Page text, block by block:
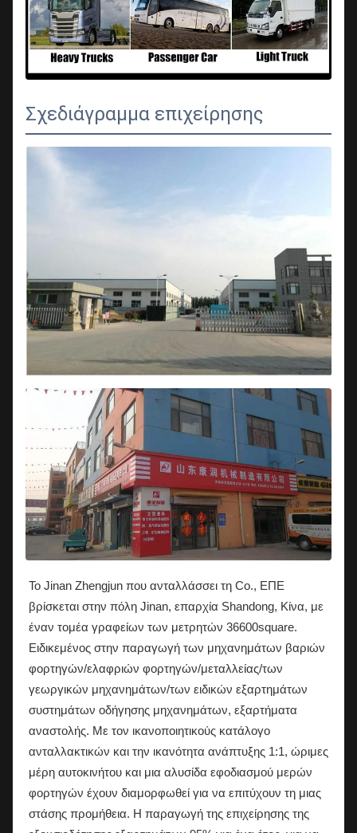
Σχεδιάγραμμα επιχείρησης
Το Jinan Zhengjun που ανταλλάσσει τη Co., ΕΠΕ
βρίσκεται στην πόλη Jinan, επαρχία Shandong, Κίνα, με
έναν τομέα γραφείων των μετρητών 36600square.
Ειδικεμένος στην παραγωγή των μηχανημάτων βαριών
φορτηγών/ελαφριών φορτηγών/μεταλλείας/των
γεωργικών μηχανημάτων/των ειδικών εξαρτημάτων
συστημάτων οδήγησης μηχανημάτων, εξαρτήματα
αναστολής. Με τον ικανοποιητικούς κατάλογο
ανταλλακτικών και την ικανότητα ανάπτυξης 1:1, ώριμες
μέρη αυτοκινήτου και μια αλυσίδα εφοδιασμού μερών
φορτηγών έχουν διαμορφωθεί για να επιτύχουν τη μιας
στάσης προμήθεια. Η παραγωγή της επιχείρησης της